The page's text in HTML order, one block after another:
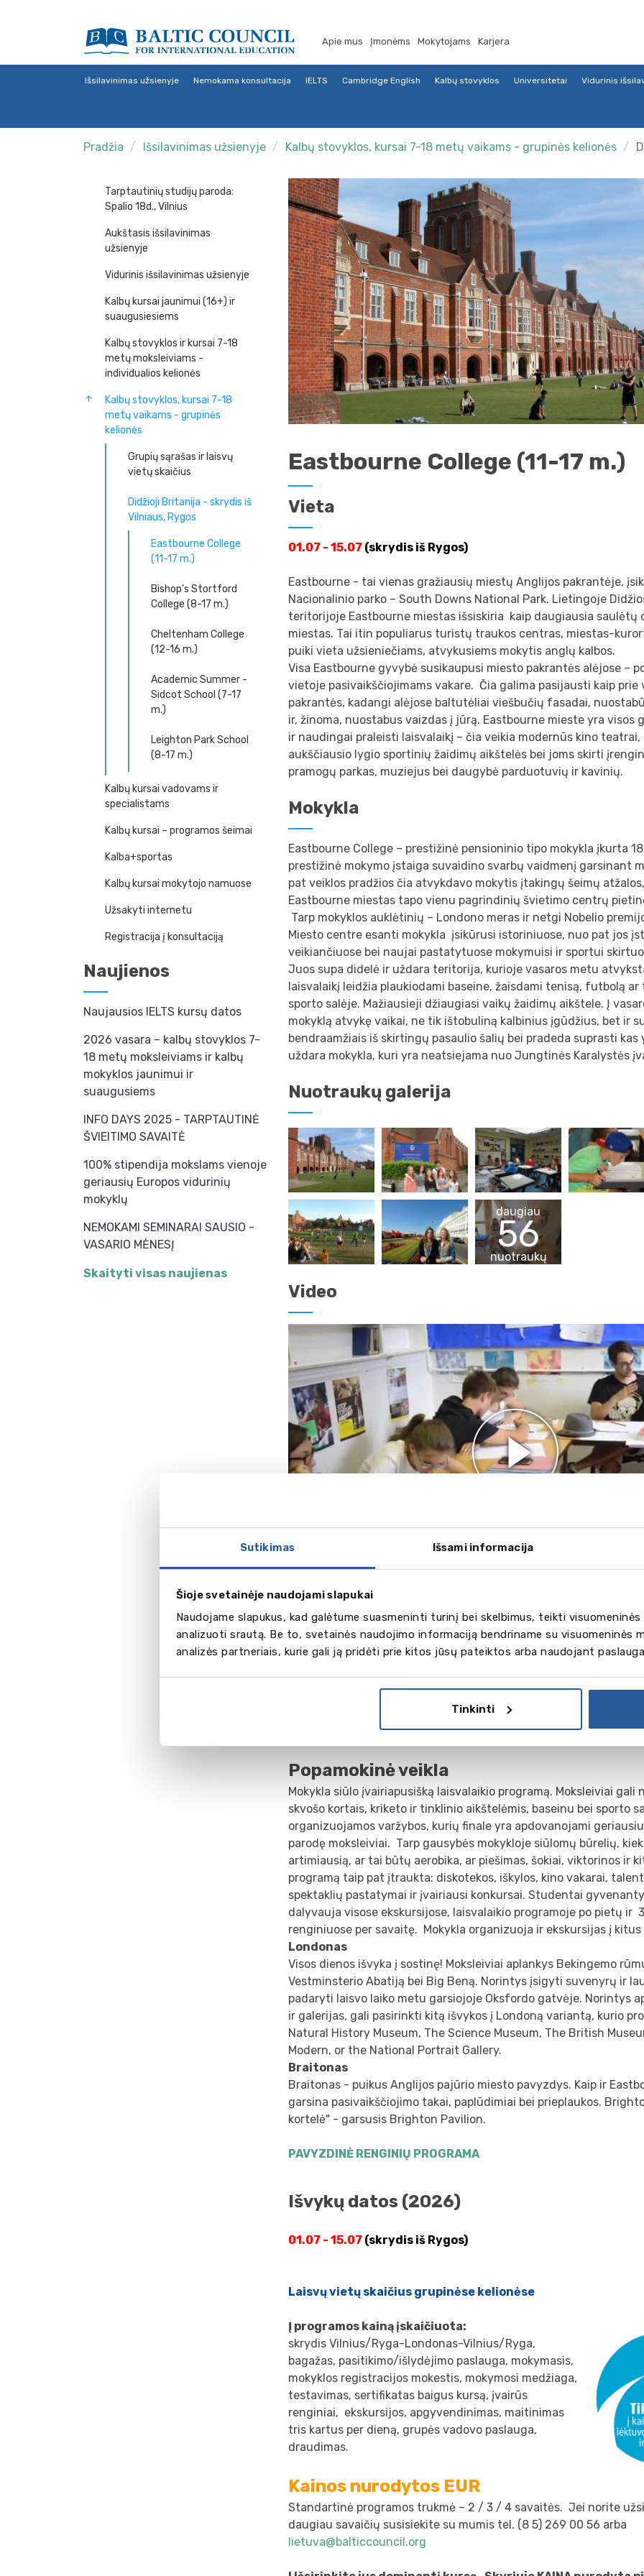
Sutikimas Išsami informacija
Šioje svetainėje naudojami slapukai
Naudojame slapukus, kad galėtume suasmeninti turinį bei skelbimus, teikti
analizuoti srautą. Be to, svetainės naudojimo informaciją bendriname su visuomeninės
analizės partneriais, kurie gali ją pridėti prie kitos jūsų pateiktos arba naudojant
Tinkinti
Apie mus Įmonėms Mokytojams Karjera
Išsilavinimas užsienyje Nemokama konsultacija IELTS Cambridge English Kalbų stovyklos Universitetai Vidurinis
Pradžia Išsilavinimas užsienyje Kalbų stovyklos, kursai 7-18 metų vaikams - grupinės kelionės
Tarptautinių studijų paroda:
Spalio 18d., Vilnius
Aukštasis išsilavinimas
užsienyje
Vidurinis išsilavinimas užsienyje
Kalbų kursai jaunimui (16+) ir
suaugusiesiems
Kalbų stovyklos ir kursai 7-18
metų moksleiviams -
individualios kelionės
Kalbų stovyklos, kursai 7-18
metų vaikams - grupinės
kelionės
Grupių sąrašas ir laisvų
vietų skaičius
Didžioji Britanija - skrydis iš
Vilniaus, Rygos
Eastbourne College
(11-17 m.)
Bishop's Stortford
College (8-17 m.)
Cheltenham College
(12-16 m.)
Academic Summer -
Sidcot School (7-17
m.)
Leighton Park School
(8-17 m.)
Kalbų kursai vadovams ir
specialistams
Kalbų kursai – programos šeimai
Kalba+sportas
Kalbų kursai mokytojo namuose
Užsakyti internetu
Registracija į konsultaciją
Naujienos
Naujausios IELTS kursų datos
2026 vasara – kalbų stovyklos 7-
18 metų moksleiviams ir kalbų
mokyklos jaunimui ir
suaugusiems
INFO DAYS 2025 - TARPTAUTINĖ
ŠVIEITIMO SAVAITĖ
100% stipendija mokslams vienoje
geriausių Europos vidurinių
mokyklų
NEMOKAMI SEMINARAI SAUSIO -
VASARIO MĖNESĮ
Skaityti visas naujienas
Eastbourne College (11-17 m.)
Vieta
01.07 - 15.07 (skrydis iš Rygos)
Eastbourne - tai vienas gražiausių miestų Anglijos pakrantėje,
Nacionalinio parko – South Downs National Park. Lietingoje
teritorijoje Eastbourne miestas išsiskiria kaip daugiausia
miestas. Tai itin populiarus turistų traukos centras, miestas-
puiki vieta užsieniečiams, atvykusiems mokytis anglų kalbos.
Visa Eastbourne gyvybė susikaupusi miesto pakrantės alėjose –
vietoje pasivaikščiojimams vakare. Čia galima pasijausti kaip prie
pakrantės, kadangi alėjose baltutėliai viešbučių fasadai,
ir, žinoma, nuostabus vaizdas į jūrą. Eastbourne mieste yra visos
ir naudingai praleisti laisvalaikį – čia veikia modernūs kino
aukščiausio lygio sportinių žaidimų aikštelės bei joms skirti
pramogų parkas, muziejus bei daugybė parduotuvių ir kavinių.
Mokykla
Eastbourne College – prestižinė pensioninio tipo mokykla įkurta
prestižinė mokymo įstaiga suvaidino svarbų vaidmenį garsinant
pat veiklos pradžios čia atvykdavo mokytis įtakingų šeimų
Eastbourne miestas tapo vienu pagrindinių švietimo centrų
Tarp mokyklos auklėtinių – Londono meras ir netgi Nobelio
Miesto centre esanti mokykla įsikūrusi istoriniuose, nuo pat jos
veikiančiuose bei naujai pastatytuose mokymuisi ir sportui
Juos supa didelė ir uždara teritorija, kurioje vasaros metu
laisvalaikį leidžia plaukiodami baseine, žaisdami tenisą, futbolą
sporto salėje. Mažiausieji džiaugiasi vaikų žaidimų aikštele. Į
mokyklą atvykę vaikai, ne tik ištobuliną kalbinius įgūdžius, bet ir
bendraamžiais iš skirtingų pasaulio šalių bei pradeda suprasti kas
uždara mokykla, kuri yra neatsiejama nuo Jungtinės Karalystės
Nuotraukų galerija
daugiau
56
nuotraukų
Video
Apgyvendinimas
Moksleiviams yra skiriami kambariai mokyklos teritorijoje
bendrabučiuose. Viename kambaryje gyvena 2-3 mokiniai. Visi 10
bendrabučių gerai saugomi, turi įėjimus su kodine sistema, be
budi tvarką prižiūrintys mokyklos darbuotojai. Pusryčiai, pietūs ir
karštieji patiekalai, salotos bei vegetariniai valgiai). Vaikai
pusryčiauja ir vakarieniauja šeimoje, pietauja koledže.
Popamokinė veikla
Mokykla siūlo įvairiapusišką laisvalaikio programą. Moksleiviai gali
skvošo kortais, kriketo ir tinklinio aikštelėmis, baseinu bei sporto
organizuojamos varžybos, kurių finale yra apdovanojami
parodę moksleiviai. Tarp gausybės mokykloje siūlomų būrelių,
artimiausią, ar tai būtų aerobika, ar piešimas, šokiai, viktorinos ir
programą taip pat įtraukta: diskotekos, iškylos, kino vakarai,
spektaklių pastatymai ir įvairiausi konkursai. Studentai
dalyvauja visose ekskursijose, laisvalaikio programoje po pietų ir
renginiuose per savaitę. Mokykla organizuoja ir ekskursijas į
Londonas
Visos dienos išvyka į sostinę! Moksleiviai aplankys Bekingemo
Vestminsterio Abatiją bei Big Beną. Norintys įsigyti suvenyrų ir
padaryti laisvo laiko metu garsiojoje Oksfordo gatvėje. Norintys
ir galerijas, gali pasirinkti kitą išvykos į Londoną variantą, kurio
Natural History Museum, The Science Museum, The British
Modern, or the National Portrait Gallery.
Braitonas
Braitonas - puikus Anglijos pajūrio miesto pavyzdys. Kaip ir
garsina pasivaikščiojimo takai, paplūdimiai bei prieplaukos.
kortelė" - garsusis Brighton Pavilion.
PAVYZDINĖ RENGINIŲ PROGRAMA
Išvykų datos (2026)
01.07 - 15.07 (skrydis iš Rygos)
Laisvų vietų skaičius grupinėse kelionėse
Į programos kainą įskaičiuota:
skrydis Vilnius/Ryga-Londonas-Vilnius/Ryga,
bagažas, pasitikimo/išlydėjimo paslauga, mokymasis,
mokyklos registracijos mokestis, mokymosi medžiaga,
testavimas, sertifikatas baigus kursą, įvairūs
renginiai, ekskursijos, apgyvendinimas, maitinimas
tris kartus per dieną, grupės vadovo paslauga,
draudimas.
Kainos nurodytos EUR
Standartinė programos trukmė – 2 / 3 / 4 savaitės. Jei norite
daugiau savaičių susisiekite su mumis tel. (8 5) 269 00 56 arba
lietuva@balticcouncil.org